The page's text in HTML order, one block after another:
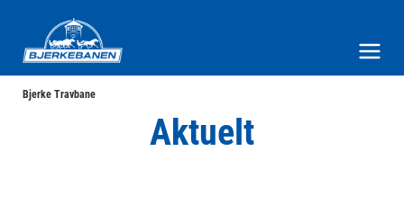
Bjerke Travbane
Aktuelt